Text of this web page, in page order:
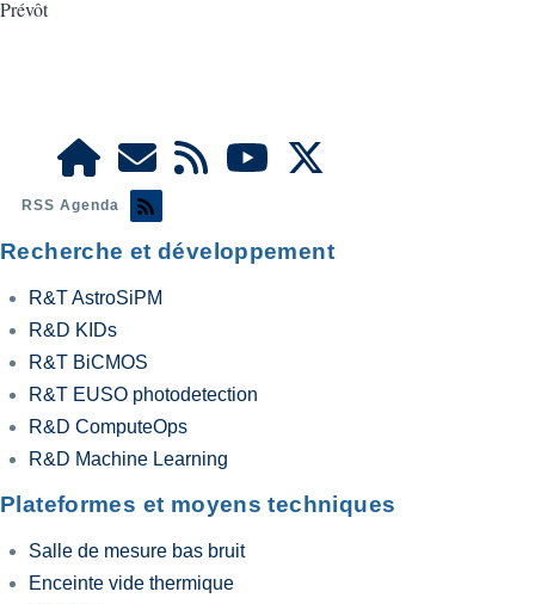
Prévôt
RSS Agenda
Recherche et développement
R&T AstroSiPM
R&D KIDs
R&T BiCMOS
R&T EUSO photodetection
R&D ComputeOps
R&D Machine Learning
Plateformes et moyens techniques
Salle de mesure bas bruit
Enceinte vide thermique